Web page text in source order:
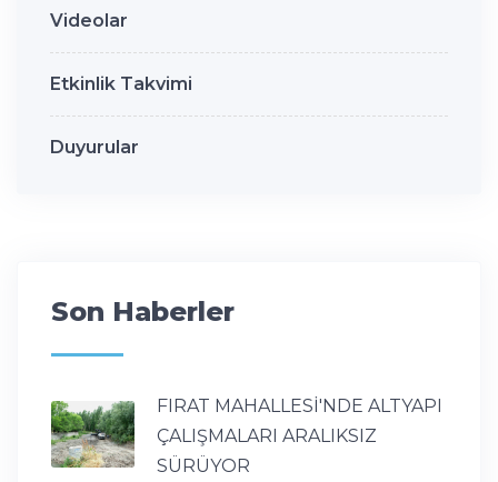
Videolar
Etkinlik Takvimi
Duyurular
Son Haberler
FIRAT MAHALLESİ'NDE ALTYAPI
ÇALIŞMALARI ARALIKSIZ
SÜRÜYOR